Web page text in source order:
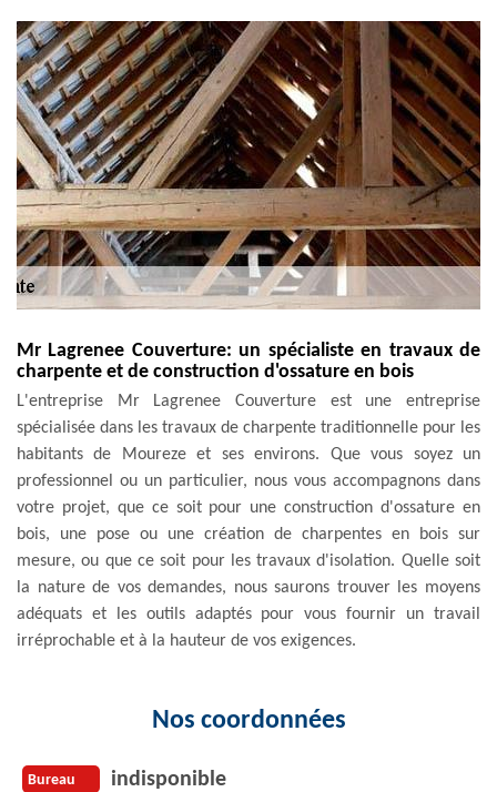
Mr Lagrenee Couverture: un spécialiste en travaux de
charpente et de construction d'ossature en bois
L'entreprise Mr Lagrenee Couverture est une entreprise
spécialisée dans les travaux de charpente traditionnelle pour les
habitants de Moureze et ses environs. Que vous soyez un
professionnel ou un particulier, nous vous accompagnons dans
votre projet, que ce soit pour une construction d'ossature en
bois, une pose ou une création de charpentes en bois sur
mesure, ou que ce soit pour les travaux d'isolation. Quelle soit
la nature de vos demandes, nous saurons trouver les moyens
adéquats et les outils adaptés pour vous fournir un travail
irréprochable et à la hauteur de vos exigences.
Nos coordonnées
Bureau indisponible